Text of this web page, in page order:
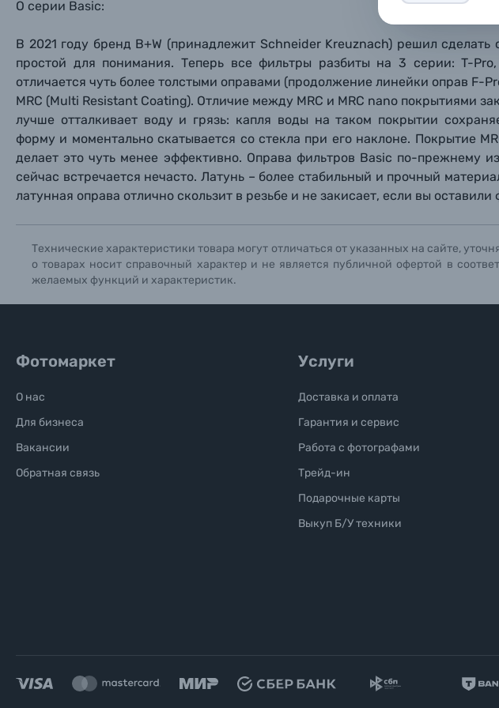
Прикрепить файл
Нажимая кнопку «Отправить вопрос
Прикрепить файл
Нажимая кнопку «Отправить вопрос
Фотоальбомы
Книги о фотографии, альбомы известных фотографов
Солнцезащитные очки
Б/У фототехника (Комиссионные товары)
О серии Basic:
В 2021 году бренд B+W (принадлежит Schneider Kreuznach) решил сделать
простой для понимания. Теперь все фильтры разбиты на 3 серии: T-
отличается чуть более толстыми оправами (продолжение линейки оправ F-
MRC (Multi Resistant Coating). Отличие между MRC и MRC nano покрытиями
лучше отталкивает воду и грязь: капля воды на таком покрытии
форму и моментально скатывается со стекла при его наклоне. Покрытие
делает это чуть менее эффективно. Оправа фильтров Basic по-прежнему
сейчас встречается нечасто. Латунь – более стабильный и прочный
латунная оправа отлично скользит в резьбе и не закисает, если вы оставили
Технические характеристики товара могут отличаться от указанных на сайте,
о товарах носит справочный характер и не является публичной офертой в
желаемых функций и характеристик.
Прикрепить файл
Нажимая кнопку «Отправить вопрос
Фотомаркет
О нас
Для бизнеса
Вакансии
Обратная связь
Услуги
Доставка и оплата
Гарантия и сервис
Работа с фотографами
Трейд-ин
Подарочные карты
Выкуп Б/У техники